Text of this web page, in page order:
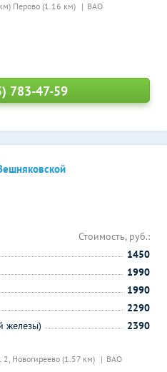
Перово (1.16 км) ВАО
783-47-59
2, Новогиреево (1.57 км) ВАО
Стоимость, руб.:
1450
1990
1990
2290
железы)
2390